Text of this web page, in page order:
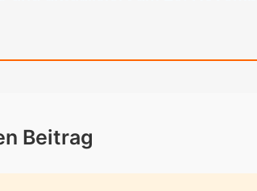
Bei­trag